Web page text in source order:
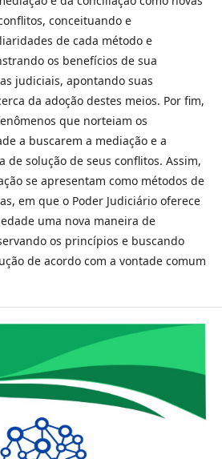
conceituando e
de cada método e
os benefícios de sua
judiciais, apontando suas
da adoção destes meios. Por fim,
que norteiam os
a buscarem a mediação e a
de solução de seus conflitos. Assim,
se apresentam como métodos de
em que o Poder Judiciário oferece
uma nova maneira de
os princípios e buscando
de acordo com a vontade comum